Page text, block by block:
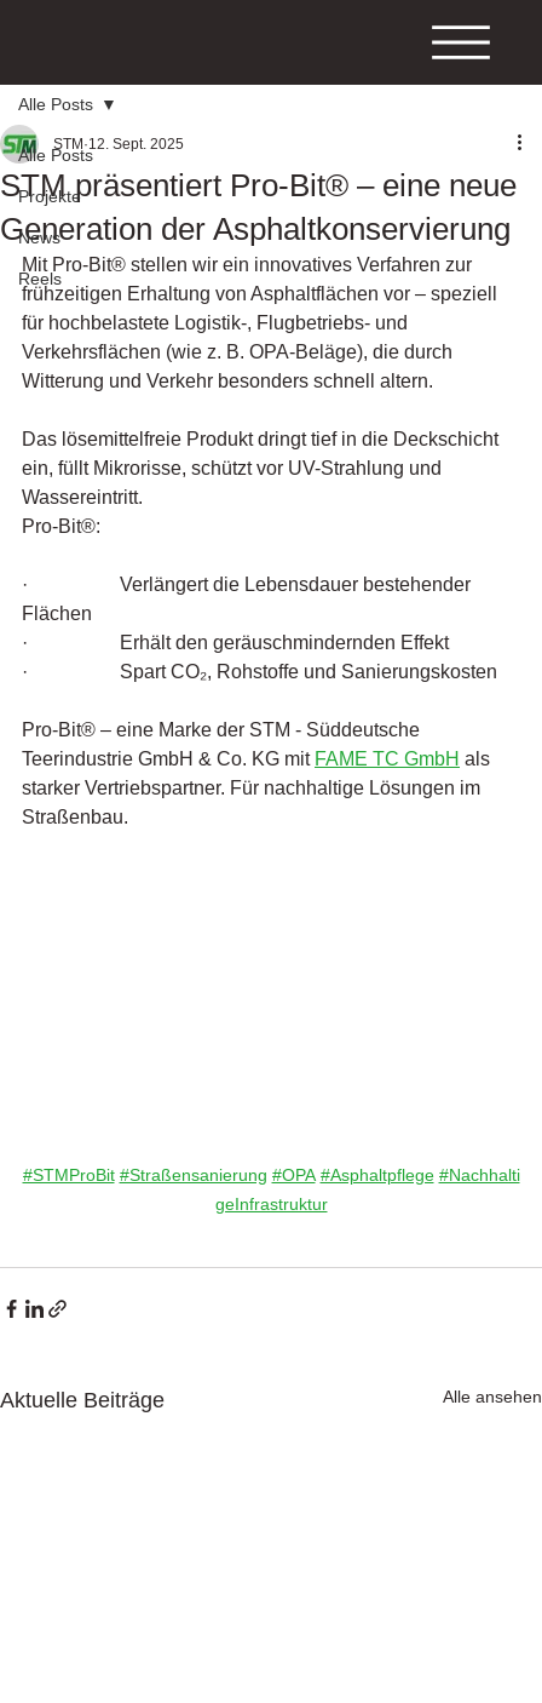
Alle Posts
Projekte
News
Reels
Alle Posts
STM präsentiert Pro-Bit® – eine neue
Generation der Asphaltkonservierung
STM 12. Sept. 2025
Mit Pro-Bit® stellen wir ein innovatives Verfahren zur
frühzeitigen Erhaltung von Asphaltflächen vor – speziell
für hochbelastete Logistik-, Flugbetriebs- und
Verkehrsflächen (wie z. B. OPA-Beläge), die durch
Witterung und Verkehr besonders schnell altern.
Das lösemittelfreie Produkt dringt tief in die Deckschicht
ein, füllt Mikrorisse, schützt vor UV-Strahlung und
Wassereintritt.
Pro-Bit®:
·                   Verlängert die Lebensdauer bestehender
Flächen
·                   Erhält den geräuschmindernden Effekt
·                   Spart CO₂, Rohstoffe und Sanierungskosten
Pro-Bit® – eine Marke der STM - Süddeutsche
Teerindustrie GmbH & Co. KG mit FAME TC GmbH als
starker Vertriebspartner. Für nachhaltige Lösungen im
Straßenbau.
#STMProBit #Straßensanierung #OPA #Asphaltpflege #Nachhalti
geInfrastruktur
Aktuelle Beiträge Alle ansehen